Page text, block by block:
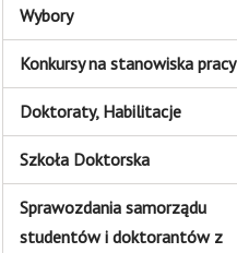
Wybory
Konkursy na stanowiska pracy
Doktoraty, Habilitacje
Szkoła Doktorska
Sprawozdania samorządu
studentów i doktorantów z